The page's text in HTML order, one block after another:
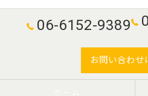
06-6152-9389
お問い合わせ